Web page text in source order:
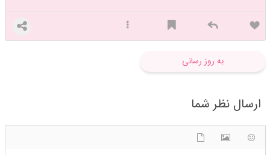
به روز رسانی
ارسال نظر شما